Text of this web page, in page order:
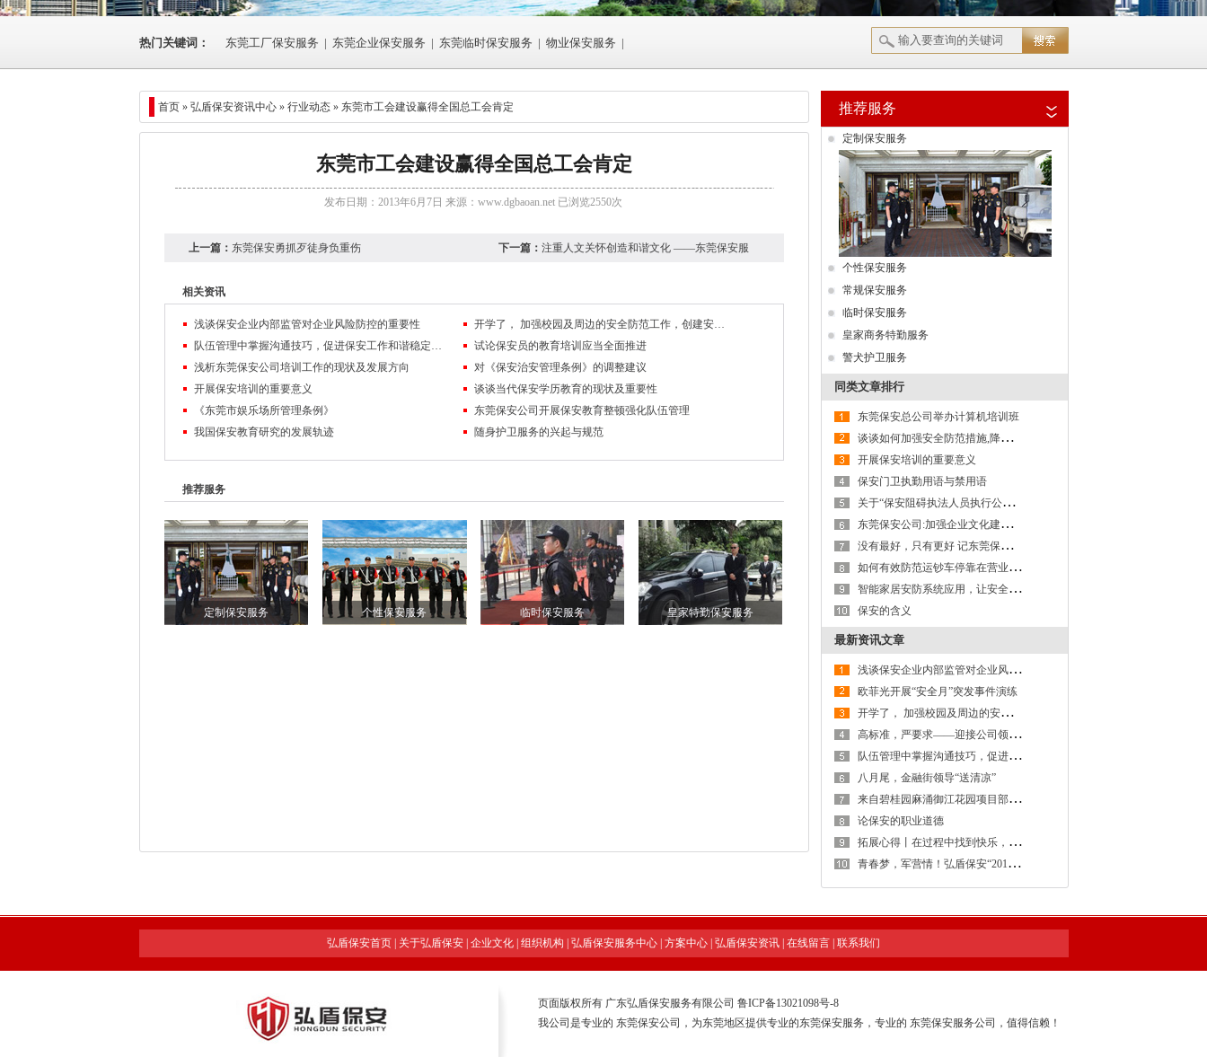
热门关键词： 东莞工厂保安服务 | 东莞企业保安服务 | 东莞临时保安服务 | 物业保安服务 |
首页 » 弘盾保安资讯中心» 行业动态» 东莞市工会建设赢得全国总工会肯定
东莞市工会建设赢得全国总工会肯定
发布日期：2013年6月7日 来源：www.dgbaoan.net 已浏览2550次
上一篇： 东莞保安勇抓歹徒身负重伤 下一篇：注重人文关怀创造和谐文化 ——东莞保安服
相关资讯
浅谈保安企业内部监管对企业风险防控的重要性
开学了， 加强校园及周边的安全防范工作，创建安全稳定的校园及周边环境
队伍管理中掌握沟通技巧，促进保安工作和谐稳定发展
试论保安员的教育培训应当全面推进
浅析东莞保安公司培训工作的现状及发展方向
对《保安治安管理条例》的调整建议
开展保安培训的重要意义
谈谈当代保安学历教育的现状及重要性
《东莞市娱乐场所管理条例》
东莞保安公司开展保安教育整顿强化队伍管理
我国保安教育研究的发展轨迹
随身护卫服务的兴起与规范
推荐服务
定制保安服务 个性保安服务 临时保安服务 皇家特勤保安服务
推荐服务
定制保安服务
个性保安服务
常规保安服务
临时保安服务
皇家商务特勤服务
警犬护卫服务
同类文章排行
东莞保安总公司举办计算机培训班
谈
谈如何加强安全防范措施,降低保安职业风险
开展保安培训的重要意义
保安门卫执勤用语与禁用语
关
于“保安阻碍执法人员执行公务”问题的探讨
东
莞保安公司:加强企业文化建设,以文化力激活生产力
没
有最好，只有更好 记东莞保安服务公司第九大队保安班班长李成杰
如
何有效防范运钞车停靠在营业网点进行装卸款箱作业及款箱交接过程的操作风险
智
能家居安防系统应用，让安全更有保障---以东莞保安服务公司为例
保安的含义
最新资讯文章
浅
谈保安企业内部监管对企业风险防控的重要性
欧菲光开展“安全月”突发事件演练
开
学了， 加强校园及周边的安全防范工作，创建安全稳定的校园及周边环境
高
标准，严要求——迎接公司领导检查工作
队
伍管理中掌握沟通技巧，促进保安工作和谐稳定发展
八月尾，金融街领导“送清凉”
来
自碧桂园麻涌御江花园项目部感谢信
论保安的职业道德
拓
展心得丨在过程中找到快乐，在感悟中得到提升
青
春梦，军营情！弘盾保安“2018年度骨干拓展训练暨管理专项培训工作会议”全程回顾
弘盾保安首页 关于弘盾保安 企业文化 组织机构 弘盾保安服务中心 方案中心 弘盾保安资讯 在线留言 联系我们
页面版权所有 广东弘盾保安服务有限公司 鲁ICP备13021098号-8
我公司是专业的 东莞保安公司 ，为东莞地区提供专业的东莞保安服务，专业的 东莞保安服务公司 ，值得信赖！